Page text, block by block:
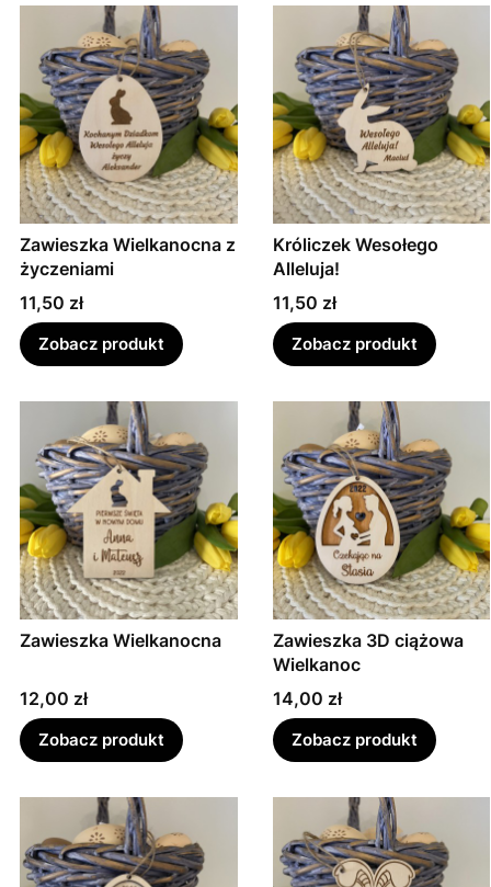
Zawieszka Wielkanocna z
życzeniami
Cena
11,50 zł
Zobacz produkt
Króliczek Wesołego
Alleluja!
Cena
11,50 zł
Zobacz produkt
Zawieszka Wielkanocna
Cena
12,00 zł
Zobacz produkt
Zawieszka 3D ciążowa
Wielkanoc
Cena
14,00 zł
Zobacz produkt